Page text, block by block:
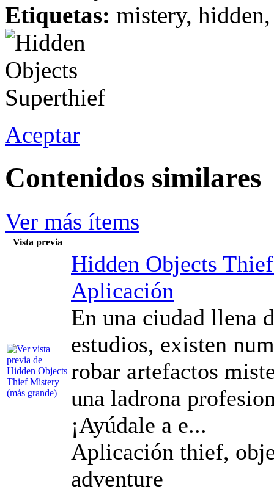
Etiquetas: mistery,
Aceptar
Contenidos similares
Ver más ítems
Vista previa
Hidden Objects
Aplicación
En una ciudad llena
estudios, existen
robar artefactos
una ladrona
¡Ayúdale a e...
Aplicación thief,
adventure